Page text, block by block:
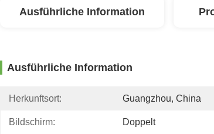
Ausführliche Information
Ausführliche Information
Herkunftsort: Guangzhou, China
Bildschirm: Doppelt